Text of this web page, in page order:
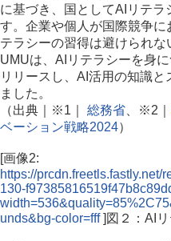
に基づき、国としてAIリテラ
す。企業や個人が国際競争に
テラシーの習得は避けられ
UMUは、AIリテラシーを身
リリースし、AI活用の知識と
ました。
（出典｜※1｜ 総務省 、※2｜
ベーション戦略2024）
[画像2:
https://
130-
unds&bg-color=fff]図２：AIリ